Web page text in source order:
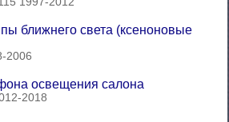
ближнего света (ксеноновые
2006
освещения салона
2018